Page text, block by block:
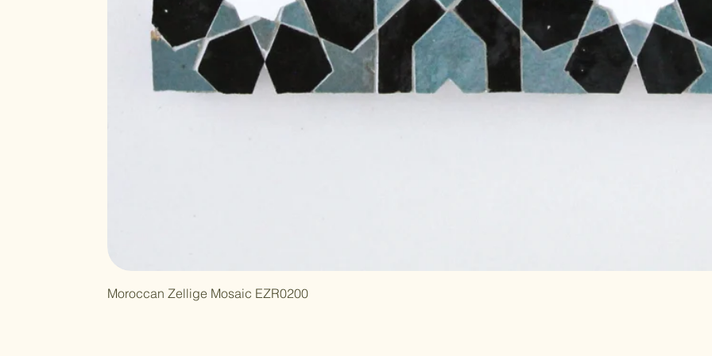
Moroccan Zellige Mosaic EZR0200